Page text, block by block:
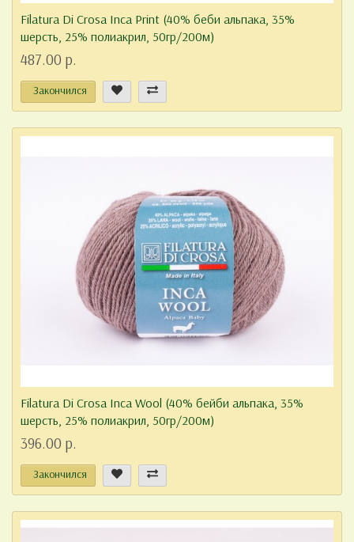
Filatura Di Crosa Inca Print (40% беби альпака, 35%
шерсть, 25% полиакрил, 50гр/200м)
487.00 р.
Закончился
Filatura Di Crosa Inca Wool (40% бейби альпака, 35%
шерсть, 25% полиакрил, 50гр/200м)
396.00 р.
Закончился